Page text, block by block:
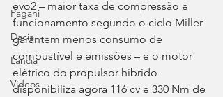
Pagani
Dacia
Lancia
Videos
evo2 – maior taxa de compressão e
funcionamento segundo o ciclo Miller
garantem menos consumo de
combustível e emissões – e o motor
elétrico do propulsor híbrido
disponibiliza agora 116 cv e 330 Nm de